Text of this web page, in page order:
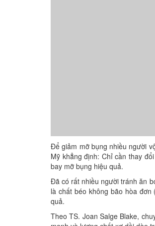
Để giảm mỡ bụng nhiều người
Mỹ khẳng định: Chỉ cần thay
bay mỡ bụng hiệu quả.
Đã có rất nhiều người tránh ăn
là chất béo không bão hòa
quả.
Theo TS. Joan Salge Blake,